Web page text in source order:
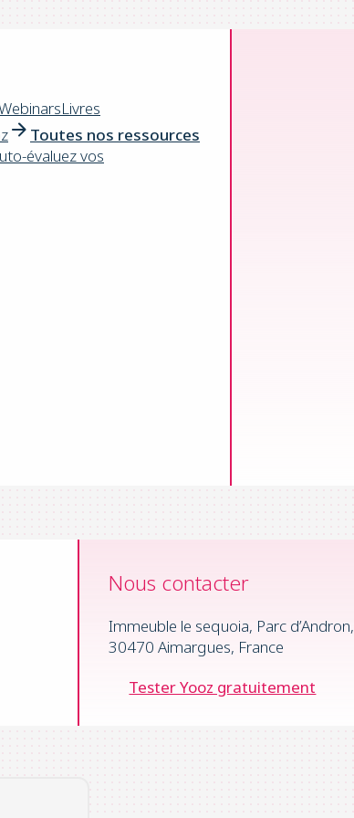
Livres
Toutes nos ressources
évaluez vos
Nous contacter
Immeuble le sequoia, Parc d’Andron,
30470 Aimargues, France
Tester Yooz gratuitement